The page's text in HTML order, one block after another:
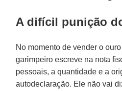
A difícil punição
No momento de vender o
garimpeiro escreve na nota
pessoais, a quantidade e a
autodeclaração. Ele não vai